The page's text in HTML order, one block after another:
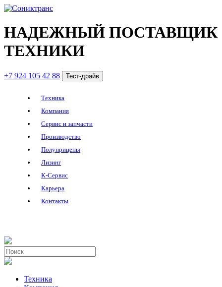
НАДЕЖНЫЙ ПОСТАВЩИК
ТЕХНИКИ
+7 924 105 42 88 Тест-драйв
Техника
Компания
Сервис и запчасти
Производство
Полуприцепы
Лизинг
К-Сервис
Карьера
Контакты
Техника